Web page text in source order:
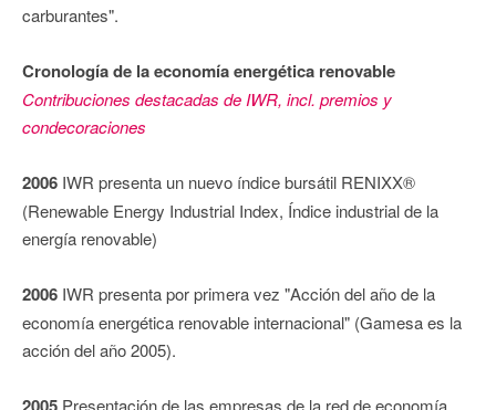
carburantes".
Cronología de la economía energética renovable
Contribuciones destacadas de IWR, incl. premios y
condecoraciones
2006 IWR presenta un nuevo índice bursátil RENIXX®
(Renewable Energy Industrial Index, Índice industrial de la
energía renovable)
2006 IWR presenta por primera vez "Acción del año de la
economía energética renovable internacional" (Gamesa es la
acción del año 2005).
Presentación de las empresas de la red de economía